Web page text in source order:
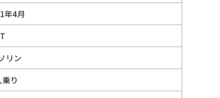
年4月
リン
り